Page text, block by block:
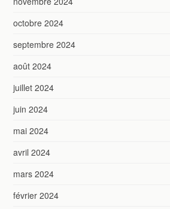
octobre 2024
septembre 2024
août 2024
juillet 2024
juin 2024
mai 2024
avril 2024
mars 2024
février 2024